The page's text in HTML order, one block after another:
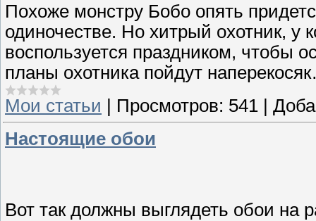
Похоже монстру Бобо опять
одиночестве. Но хитрый охотник, у
воспользуется праздником, чтобы
планы охотника пойдут
Мои статьи | Просмотров: 541 |
Настоящие обои
Вот так должны выглядеть обои на